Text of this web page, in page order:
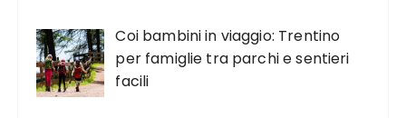
Coi bambini in viaggio: Trentino
per famiglie tra parchi e sentieri
facili